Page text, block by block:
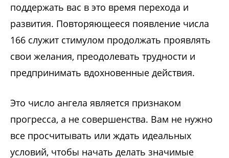
поддержать вас в это время перехода и
развития. Повторяющееся появление числа
166 служит стимулом продолжать проявлять
свои желания, преодолевать трудности и
предпринимать вдохновенные действия.
Это число ангела является признаком
прогресса, а не совершенства. Вам не нужно
все просчитывать или ждать идеальных
условий, чтобы начать делать значимые